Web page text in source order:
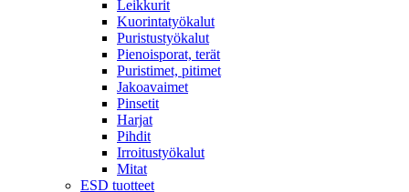
Leikkurit
Kuorintatyökalut
Puristustyökalut
Pienoisporat, terät
Puristimet, pitimet
Jakoavaimet
Pinsetit
Harjat
Pihdit
Irroitustyökalut
Mitat
ESD tuotteet